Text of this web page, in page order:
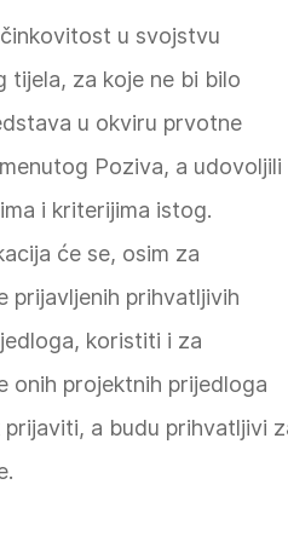
u svojstvu
tijela, za koje ne bi bilo
u okviru prvotne
Poziva, a udovoljili
i kriterijima istog.
će se, osim za
prijavljenih prihvatljivih
koristiti i za
onih projektnih prijedloga
prijaviti, a budu prihvatljivi